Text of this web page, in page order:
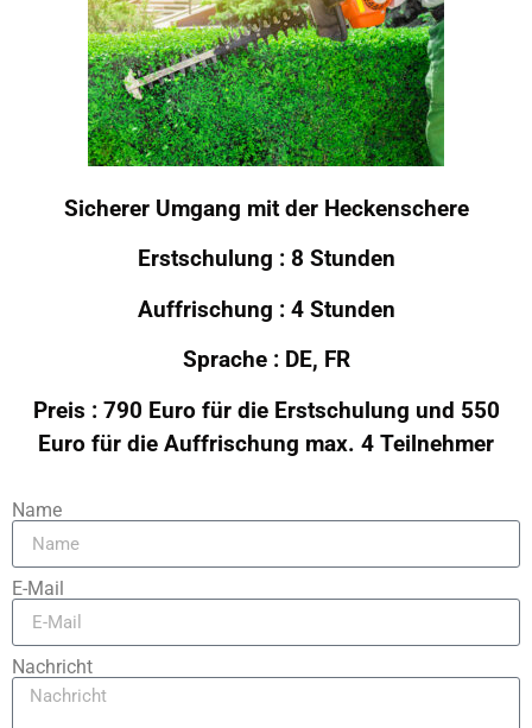
Sicherer Umgang mit der Heckenschere
Erstschulung : 8 Stunden
Auffrischung : 4 Stunden
Sprache : DE, FR
Preis : 790 Euro für die Erstschulung und 550
Euro für die Auffrischung max. 4 Teilnehmer
Name
E-Mail
Nachricht